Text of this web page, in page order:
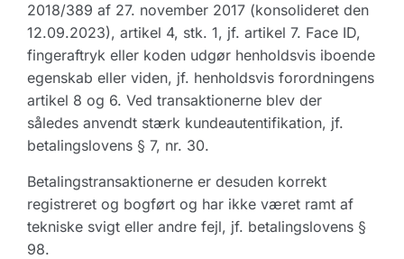
2018/389 af 27. november 2017 (konsolideret den
12.09.2023), artikel 4, stk. 1, jf. artikel 7. Face ID,
fingeraftryk eller koden udgør henholdsvis iboende
egenskab eller viden, jf. henholdsvis forordningens
artikel 8 og 6. Ved transaktionerne blev der
således anvendt stærk kundeautentifikation, jf.
betalingslovens § 7, nr. 30.
Betalingstransaktionerne er desuden korrekt
registreret og bogført og har ikke været ramt af
tekniske svigt eller andre fejl, jf. betalingslovens §
98.